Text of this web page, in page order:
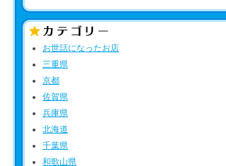
お世話になったお店
三重県
京都
佐賀県
兵庫県
北海道
千葉県
和歌山県